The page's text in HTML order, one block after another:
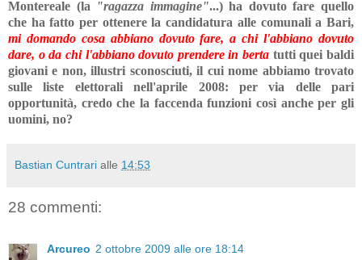
Montereale (la
"ragazza immagine"...) ha dovuto fare quello
che ha fatto per ottenere la candidatura alle comunali a Bari,
mi domando cosa abbiano dovuto fare, a chi l'abbiano dovuto
dare, o da chi l'abbiano dovuto prendere in berta tutti quei baldi
giovani e non, illustri sconosciuti, il cui nome abbiamo trovato
sulle liste elettorali nell'aprile 2008: per via delle pari
opportunità, credo che la faccenda funzioni così anche per gli
uomini, no?
Bastian Cuntrari alle 14:53
28 commenti:
Arcureo 2 ottobre 2009 alle ore 18:14